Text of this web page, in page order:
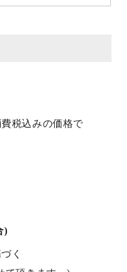
税込みの価格で
)
く